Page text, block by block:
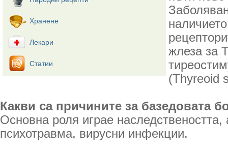
Хранене
Лекари
Статии
жлеза за
(Thyreoid
Какви са причините за базедовата
Основна роля играе
психотравма, вирусни инфекции.